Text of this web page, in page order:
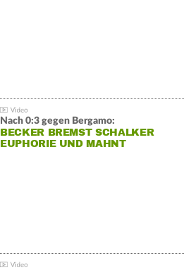
Nach 0:3 gegen Bergamo:
BECKER BREMST SCHALKER
EUPHORIE UND MAHNT